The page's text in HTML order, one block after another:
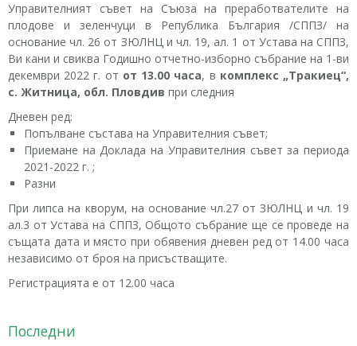
Управителният съвет на Съюза на преработвателите на
плодове и зеленчуци в Република България /СППЗ/ на
основание чл. 26 от ЗЮЛНЦ и чл. 19, ал. 1 от Устава на СППЗ,
Ви кани и свиква Годишно отчетно-изборно събрание на 1-ви
декември 2022 г. от от 13.00 часа, в комплекс „Тракиец“,
с. Житница, обл. Пловдив при следния
Дневен ред:
Попълване състава на Управителния съвет;
Приемане на Доклада на Управителния съвет за периода
2021-2022 г. ;
Разни
При липса на кворум, на основание чл.27 от ЗЮЛНЦ и чл. 19
ал.3 от Устава на СППЗ, Общото събрание ще се проведе на
същата дата и място при обявения дневен ред от 14.00 часа
независимо от броя на присъстващите.
Регистрацията е от 12.00 часа
Последни